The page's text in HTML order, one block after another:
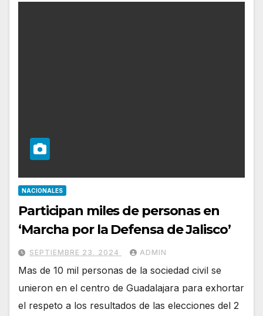
NACIONALES
Participan miles de personas en
‘Marcha por la Defensa de Jalisco’
SEPTIEMBRE 23, 2024 ADMIN
Mas de 10 mil personas de la sociedad civil se
unieron en el centro de Guadalajara para exhortar
el respeto a los resultados de las elecciones del 2